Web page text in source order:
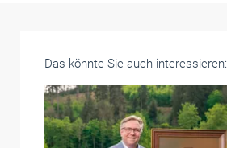
Das könnte Sie auch interessieren: